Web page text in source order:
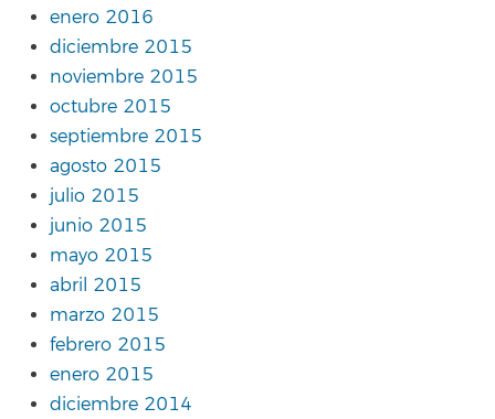
enero 2016
diciembre 2015
noviembre 2015
octubre 2015
septiembre 2015
agosto 2015
julio 2015
junio 2015
mayo 2015
abril 2015
marzo 2015
febrero 2015
enero 2015
diciembre 2014